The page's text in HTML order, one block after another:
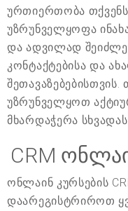
ურთიერთობა
უზრუნველყოფა
და ადვილად
კონტაქტებისა და
შეთავაზებებისთვის.
უზრუნველყოთ
მხარდაჭერა
CRM
ონლაინ კურსების
დაარეგისტრიროთ